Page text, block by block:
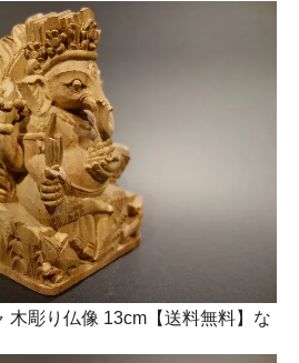
木彫り仏像 13cm【送料無料】な